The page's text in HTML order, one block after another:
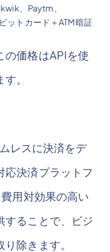
、Paytm、
ットカード＋ATM暗証
の価格はAPIを使
。
レスに決済をデ
応決済プラットフ
用対効果の高い
することで、ビジ
除きます。